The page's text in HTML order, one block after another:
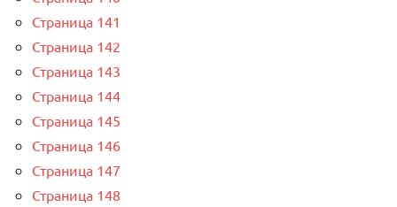
Страница 141
Страница 142
Страница 143
Страница 144
Страница 145
Страница 146
Страница 147
Страница 148